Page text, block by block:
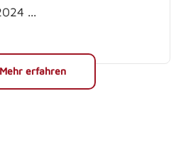
...
Mehr erfahren